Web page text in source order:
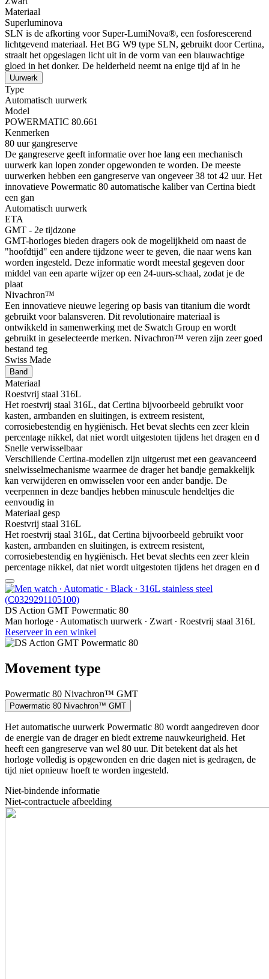
Materiaal
Superluminova
SLN is de afkorting voor Super-LumiNova®, een fosforescerend
lichtgevend materiaal. Het BG W9 type SLN, gebruikt door Certina,
straalt het opgeslagen licht uit in de vorm van een blauwachtige
gloed in het donker. De helderheid neemt na enige tijd af in he
Uurwerk
Type
Automatisch uurwerk
Model
POWERMATIC 80.661
Kenmerken
80 uur gangreserve
De gangreserve geeft informatie over hoe lang een mechanisch
uurwerk kan lopen zonder opgewonden te worden. De meeste
uurwerken hebben een gangreserve van ongeveer 38 tot 42 uur. Het
innovatieve Powermatic 80 automatische kaliber van Certina biedt
een gan
Automatisch uurwerk
ETA
GMT - 2e tijdzone
GMT-horloges bieden dragers ook de mogelijkheid om naast de
"hoofdtijd" een andere tijdzone weer te geven, die naar wens kan
worden ingesteld. Deze informatie wordt meestal gegeven door
middel van een aparte wijzer op een 24-uurs-schaal, zodat je de
plaat
Nivachron™
Een innovatieve nieuwe legering op basis van titanium die wordt
gebruikt voor balansveren. Dit revolutionaire materiaal is
ontwikkeld in samenwerking met de Swatch Group en wordt
gebruikt in geselecteerde merken. Nivachron™ veren zijn zeer goed
bestand teg
Swiss Made
Band
Materiaal
Roestvrij staal 316L
Het roestvrij staal 316L, dat Certina bijvoorbeeld gebruikt voor
kasten, armbanden en sluitingen, is extreem resistent,
corrosiebestendig en hygiënisch. Het bevat slechts een zeer klein
percentage nikkel, dat niet wordt uitgestoten tijdens het dragen en d
Snelle verwisselbaar
Verschillende Certina-modellen zijn uitgerust met een geavanceerd
snelwisselmechanisme waarmee de drager het bandje gemakkelijk
kan verwijderen en omwisselen voor een ander bandje. De
veerpennen in deze bandjes hebben minuscule hendeltjes die
eenvoudig in
Materiaal gesp
Roestvrij staal 316L
Het roestvrij staal 316L, dat Certina bijvoorbeeld gebruikt voor
kasten, armbanden en sluitingen, is extreem resistent,
corrosiebestendig en hygiënisch. Het bevat slechts een zeer klein
percentage nikkel, dat niet wordt uitgestoten tijdens het dragen en d
DS Action GMT Powermatic 80
Man horloge ∙ Automatisch uurwerk ∙ Zwart ∙ Roestvrij staal 316L
Reserveer in een winkel
Movement type
Powermatic 80 Nivachron™ GMT
Powermatic 80 Nivachron™ GMT
Het automatische uurwerk Powermatic 80 wordt aangedreven door
de energie van de drager en biedt extreme nauwkeurigheid. Het
heeft een gangreserve van wel 80 uur. Dit betekent dat als het
horloge volledig is opgewonden en drie dagen niet is gedragen, de
tijd niet opnieuw hoeft te worden ingesteld.
Niet-bindende informatie
Niet-contractuele afbeelding